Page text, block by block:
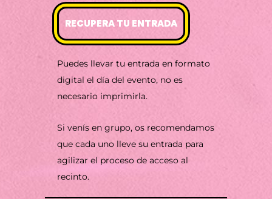
RECUPERA TU ENTRADA
Puedes llevar tu entrada en formato
digital el día del evento, no es
necesario imprimirla.
Si venís en grupo, os recomendamos
que cada uno lleve su entrada para
agilizar el proceso de acceso al
recinto.